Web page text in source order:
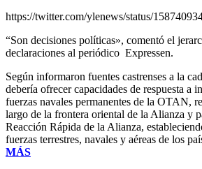
https://twitter.com/ylenews/status/
“Son decisiones políticas», comentó el
declaraciones al periódico Expressen.
Según informaron fuentes castrenses a la
debería ofrecer capacidades de respuesta a
fuerzas navales permanentes de la OTAN,
largo de la frontera oriental de la Alianza y
Reacción Rápida de la Alianza,
fuerzas terrestres, navales y aéreas de los
MÁS